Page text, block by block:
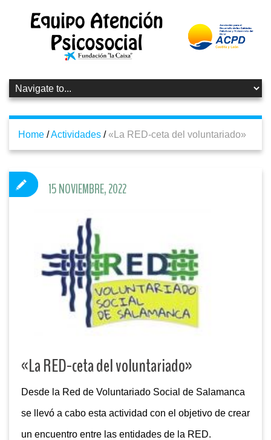
Home /Actividades / «La RED-ceta del voluntariado»
«La RED-ceta del voluntariado»
Desde la Red de Voluntariado Social de Salamanca
se llevó a cabo esta actividad con el objetivo de crear
un encuentro entre las entidades de la RED.
15 NOVIEMBRE, 2022